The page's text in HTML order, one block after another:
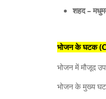
शहद–
भोजन के घटक
भोजन में मौजूद
भोजन के मुख्य